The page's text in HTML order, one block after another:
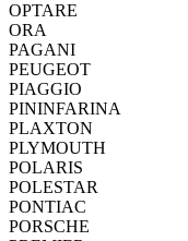
OPTARE
ORA
PAGANI
PEUGEOT
PIAGGIO
PININFARINA
PLAXTON
PLYMOUTH
POLARIS
POLESTAR
PONTIAC
PORSCHE